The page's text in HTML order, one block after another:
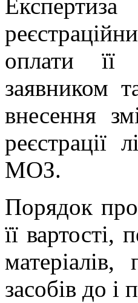
оплати її
заявником
внесення
реєстрації
МОЗ.
Порядок
її вартості,
засобів до і